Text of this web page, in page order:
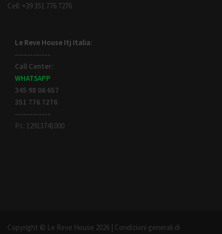
Cell: +39 351 776 7276
Le Reve House Itj Italia:
------------
Call Center:
WHATSAPP
345 98 06 657
351 776 7276
------------
P.I.: 12913741000
Copyright © Le Reve House 2026 | Condizioni generali di